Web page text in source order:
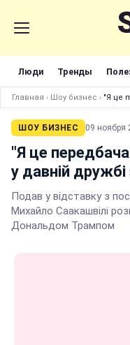
Люди Тренды
Главная › Шоу бизнес › "Я це
ШОУ БИЗНЕС 09 ноября
"Я це
у давній
Подав у відставку з
Михайло Саакашвілі
Дональдом Трампом